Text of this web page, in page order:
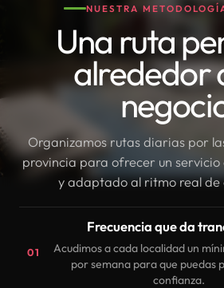
NUESTRA
Una ruta
alrededor
Organizamos rutas diarias por
provincia para ofrecer un
y adaptado al ritmo real de
01
Frecuencia que da
Acudimos a cada localidad un
por semana para que puedas
confianza.